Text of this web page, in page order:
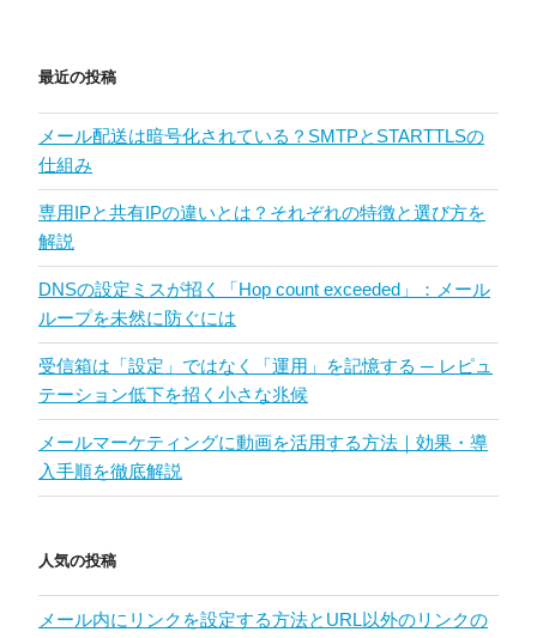
最近の投稿
メール配送は暗号化されている？SMTPとSTARTTLSの
仕組み
専用IPと共有IPの違いとは？それぞれの特徴と選び方を
解説
DNSの設定ミスが招く「Hop count exceeded」：メール
ループを未然に防ぐには
受信箱は「設定」ではなく「運用」を記憶する ─ レピュ
テーション低下を招く小さな兆候
メールマーケティングに動画を活用する方法｜効果・導
入手順を徹底解説
人気の投稿
メール内にリンクを設定する方法とURL以外のリンクの